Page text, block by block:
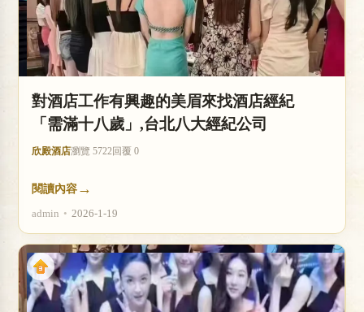
對酒店工作有興趣的美眉來找酒店經紀
「需滿十八歲」,台北八大經紀公司
欣殿酒店瀏覽 5722回覆 0
閱讀內容 →
admin • 2026-1-19